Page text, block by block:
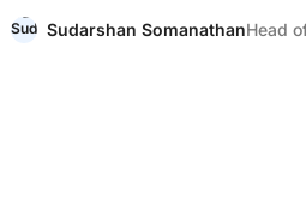
Sudarshan SomanathanHead